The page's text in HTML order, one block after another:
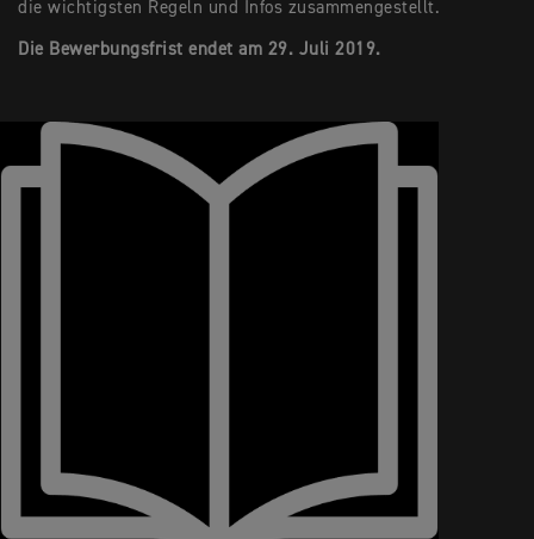
die wichtigsten Regeln und Infos zusammengestellt.
Die Bewerbungsfrist endet am 29. Juli 2019.